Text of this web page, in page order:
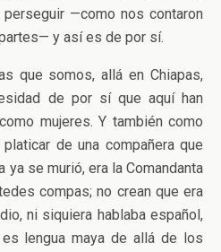
—como nos contaron
y así es de por sí.
que somos, allá en Chiapas,
de por sí que aquí han
mujeres. Y también como
de una compañera que
ya se murió, era la Comandanta
compas; no crean que era
ni siquiera hablaba español,
lengua maya de allá de los